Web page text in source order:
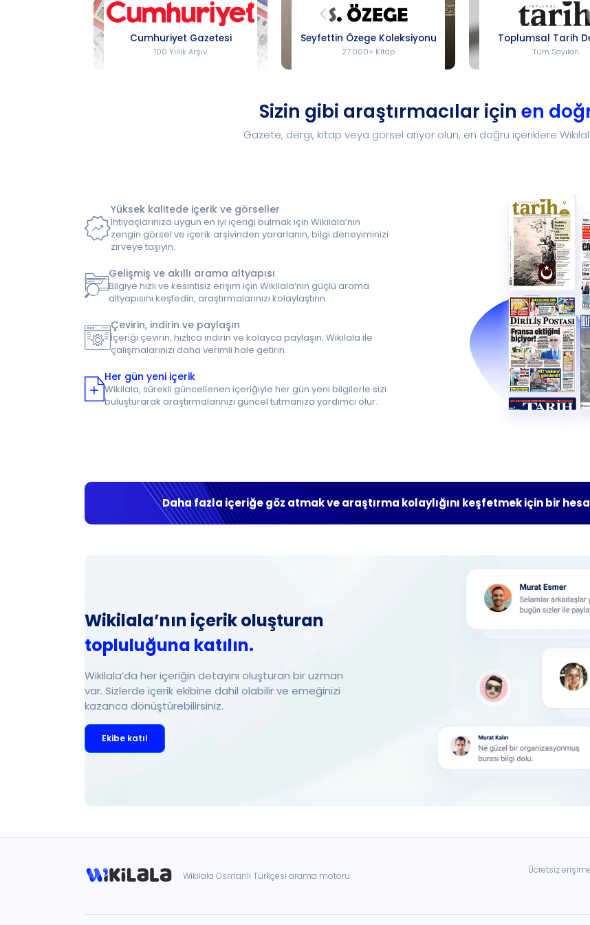
Cumhuriyet Gazetesi
100 Yıllık Arşiv
Seyfettin Özege Koleksiyonu
27.000+ Kitap
Toplumsal Tarih
Tüm Sayıları
Sizin gibi araştırmacılar için en
Gazete, dergi, kitap veya görsel arıyor olun, en doğru içeriklere
Yüksek kalitede içerik ve görseller
İhtiyaçlarınıza uygun en iyi içeriği bulmak için Wikilala’nın
zengin görsel ve içerik arşivinden yararlanın, bilgi deneyiminizi
zirveye taşıyın.
Gelişmiş ve akıllı arama altyapısı
Bilgiye hızlı ve kesintisiz erişim için Wikilala’nın güçlü arama
altyapısını keşfedin, araştırmalarınızı kolaylaştırın.
Çevirin, indirin ve paylaşın
İçeriği çevirin, hızlıca indirin ve kolayca paylaşın; Wikilala ile
çalışmalarınızı daha verimli hale getirin.
Her gün yeni içerik
Wikilala, sürekli güncellenen içeriğiyle her gün yeni bilgilerle sizi
buluşturarak araştırmalarınızı güncel tutmanıza yardımcı olur.
Daha fazla içeriğe göz atmak ve araştırma kolaylığını keşfetmek için bir
Wikilala’nın içerik oluşturan
topluluğuna katılın.
Wikilala’da her içeriğin detayını oluşturan bir uzman
var. Sizlerde içerik ekibine dahil olabilir ve emeğinizi
kazanca dönüştürebilirsiniz.
Ekibe katıl
Wikilala Osmanlı Türkçesi arama motoru
Ücretsiz